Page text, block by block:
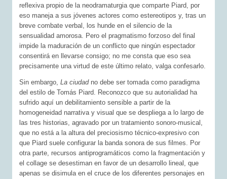
reflexiva propio de la neodramaturgia que comparte Piard, por
eso maneja a sus jóvenes actores como estereotipos y, tras un
breve combate verbal, los hunde en el silencio de la
sensualidad amorosa. Pero el pragmatismo forzoso del final
impide la maduración de un conflicto que ningún espectador
consentirá en llevarse consigo; no me consta que eso sea
precisamente una virtud de este último relato, valga confesarlo.
Sin embargo,La ciudadno debe ser tomada como paradigma
del estilo de Tomás Piard. Reconozco que su autorialidad ha
sufrido aquí un debilitamiento sensible a partir de la
homogeneidad narrativa y visual que se despliega a lo largo de
las tres historias, agravado por un tratamiento sonoro-musical,
que no está a la altura del preciosismo técnico-expresivo con
que Piard suele configurar la banda sonora de sus filmes. Por
otra parte, recursos antiprogramáticos como la fragmentación y
el collage se desestiman en favor de un desarrollo lineal, que
apenas se disimula en el cruce de los diferentes personajes en